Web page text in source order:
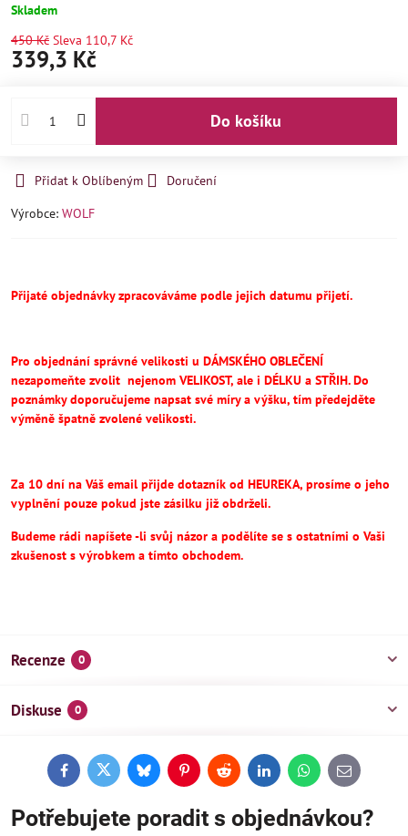
Skladem
450 Kč Sleva 110,7 Kč
339,3 Kč
Do košíku
Přidat k Oblíbeným
Doručení
Výrobce: WOLF
Přijaté objednávky zpracováváme podle jejich datumu přijetí.
Pro objednání správné velikosti u DÁMSKÉHO OBLEČENÍ
nezapomeňte zvolit nejenom VELIKOST, ale i DÉLKU a STŘIH.Do
poznámky doporučujeme napsat své míry a výšku, tím předejděte
výměně špatně zvolené velikosti.
Za 10 dní na Váš email přijde dotazník od HEUREKA, prosíme o jeho
vyplnění pouze pokud jste zásilku již obdrželi.
Budeme rádi napíšete -li svůj názor a podělíte se s ostatními o Vaši
zkušenost s výrobkem a tímto obchodem.
Recenze 0
Diskuse 0
FacebookTwitterBlueskyPinterestReddit LinkedInWhatsApp
E-
mail
Potřebujete poradit s objednávkou?